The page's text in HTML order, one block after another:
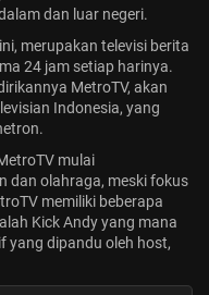
dan luar negeri.
merupakan televisi berita
24 jam setiap harinya.
MetroTV, akan
Indonesia, yang
mulai
dan olahraga, meski fokus
memiliki beberapa
Kick Andy yang mana
yang dipandu oleh host,